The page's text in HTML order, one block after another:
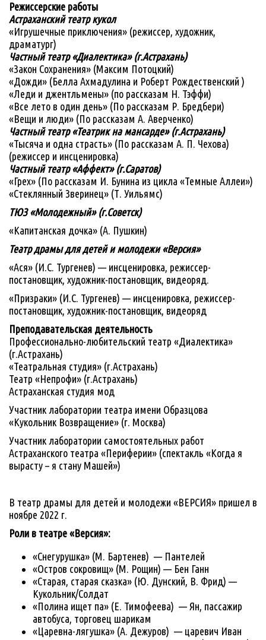
Режиссерские работы
Астраханский театр кукол
«Игрушечные приключения» (режиссер, художник,
драматург)
Частный театр «Диалектика» (г.Астрахань)
«Закон Сохранения» (Максим Потоцкий)
«Дожди» (Белла Ахмадулина и Роберт Рождественский )
«Леди и джентльмены» (по рассказам Н. Тэффи)
«Все лето в один день» (По рассказам Р. Бредбери)
«Вещи и люди» (По рассказам А. Аверченко)
Частный театр «Театрик на мансарде» (г.Астрахань)
«Тысяча и одна страсть» (По рассказам А. П. Чехова)
(режиссер и инсценировка)
Частный театр «Аффект» (г.Саратов)
«Грех» (По рассказам И. Бунина из цикла «Темные Аллеи»)
«Стеклянный Зверинец» (Т. Уильямс)
ТЮЗ «Молодежный» (г.Советск)
«Капитанская дочка» (А. Пушкин)
Театр драмы для детей и молодежи «Версия»
«Ася» (И.С. Тургенев) — инсценировка, режиссер-
постановщик, художник-постановщик, видеоряд.
«Призраки» (И.С. Тургенев) — инсценировка, режиссер-
постановщик, художник-постановщик, видеоряд
Преподавательская деятельность
Профессионально-любительский театр «Диалектика»
(г.Астрахань)
«Театральная студия» (г.Астрахань)
Театр «Непрофи» (г.Астрахань)
Астраханская студия мод
Участник лаборатории театра имени Образцова
«Кукольник Возвращение» (г. Москва)
Участник лаборатории самостоятельных работ
Астраханского театра «Периферии» (спектакль «Когда я
вырасту – я стану Машей»)
В театр драмы для детей и молодежи «ВЕРСИЯ» пришел в
ноябре 2022 г.
Роли в театре «Версия»:
«Снегурушка» (М. Бартенев) — Пантелей
«Остров сокровищ» (М. Рощин) — Бен Ганн
«Старая, старая сказка» (Ю. Дунский, В. Фрид) —
Кукольник/Солдат
«Полина ищет па» (Е. Тимофеева) — Ян, пассажир
автобуса, торговец шарикам
«Царевна-лягушка» (А. Дежуров) — царевич Иван